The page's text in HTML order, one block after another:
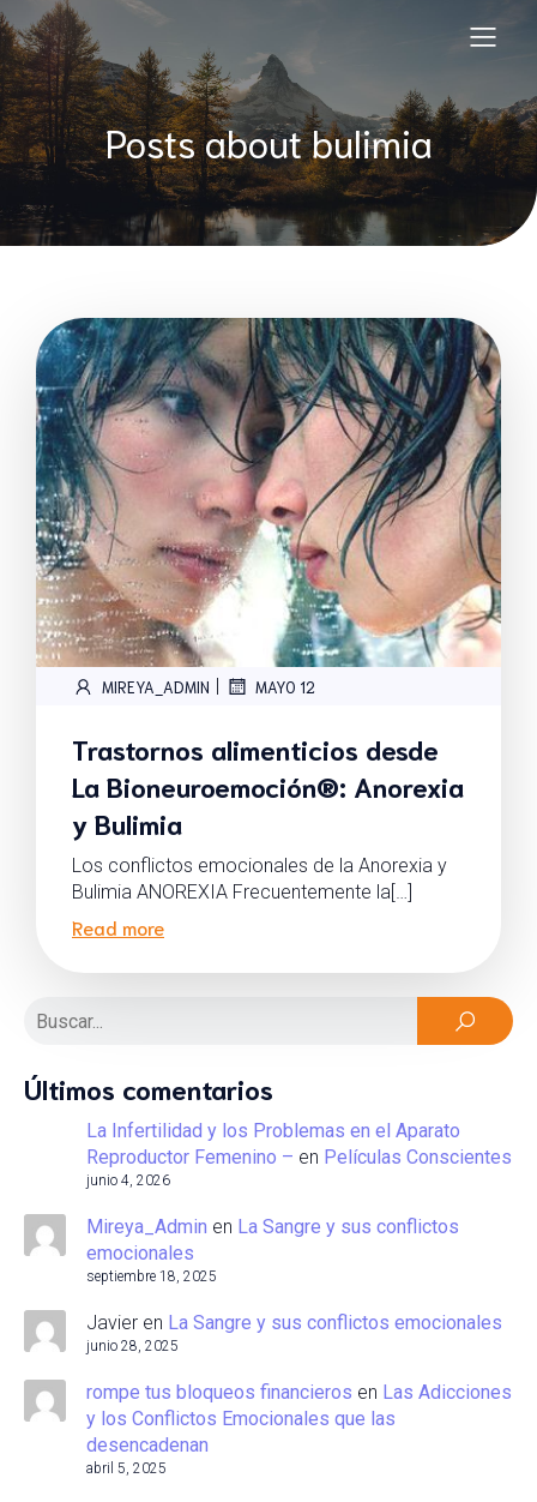
Posts about bulimia
MIREYA_ADMIN | MAYO 12
Trastornos alimenticios desde
La Bioneuroemoción®: Anorexia
y Bulimia
Los conflictos emocionales de la Anorexia y
Bulimia ANOREXIA Frecuentemente la[…]
Read more
Últimos comentarios
La Infertilidad y los Problemas en el Aparato
Reproductor Femenino – en Películas Conscientes
junio 4, 2026
Mireya_Admin en La Sangre y sus conflictos
emocionales
septiembre 18, 2025
Javier en La Sangre y sus conflictos emocionales
junio 28, 2025
rompe tus bloqueos financieros en Las Adicciones
y los Conflictos Emocionales que las
desencadenan
abril 5, 2025